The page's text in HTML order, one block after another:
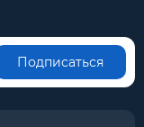
Подписаться